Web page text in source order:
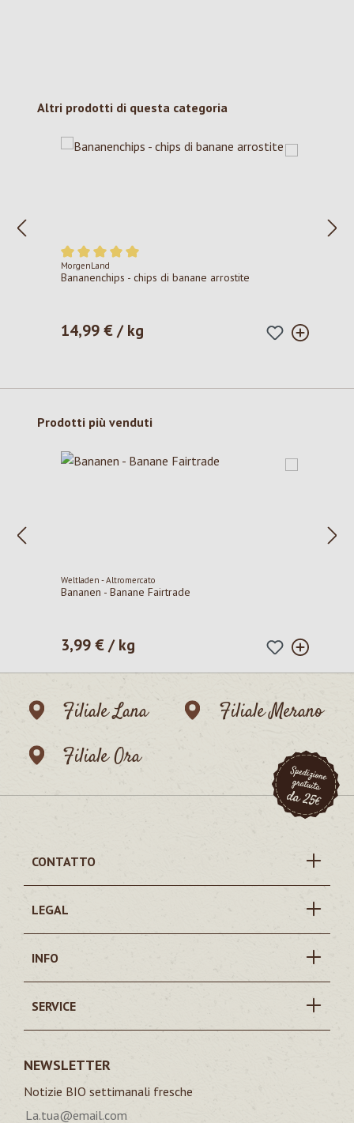
Salta la galleria dei prodotti
Altri prodotti di questa categoria
Valutazione media di 5 su 5 stelle
MorgenLand
Bananenchips - chips di banane arrostite
Prezzo normale:
14,99 € / kg
Salta la galleria dei prodotti
Prodotti più venduti
Weltladen - Altromercato
Bananen - Banane Fairtrade
Prezzo normale:
3,99 € / kg
Filiale Lana
Filiale Merano
Filiale Ora
CONTATTO
LEGAL
INFO
SERVICE
NEWSLETTER
Notizie BIO settimanali fresche